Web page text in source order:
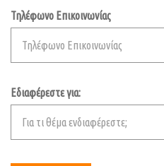
Τηλέφωνο Επικοινωνίας
Εδιαφέρεστε για: